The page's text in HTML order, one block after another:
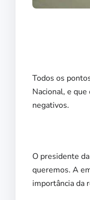
Todos os
Nacional, e
negativos.
O presidente
queremos. A
importância da